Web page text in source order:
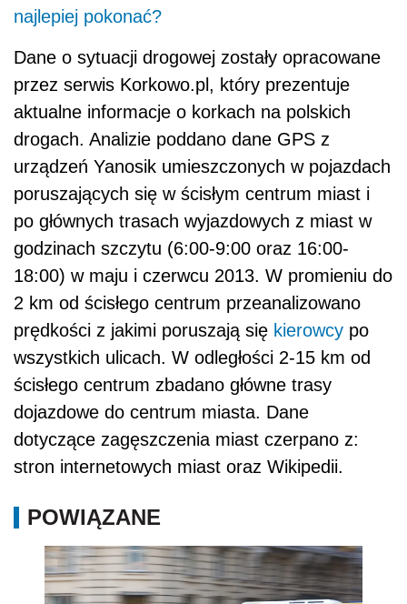
najlepiej pokonać?
Dane o sytuacji drogowej zostały opracowane
przez serwis Korkowo.pl, który prezentuje
aktualne informacje o korkach na polskich
drogach. Analizie poddano dane GPS z
urządzeń Yanosik umieszczonych w pojazdach
poruszających się w ścisłym centrum miast i
po głównych trasach wyjazdowych z miast w
godzinach szczytu (6:00-9:00 oraz 16:00-
18:00) w maju i czerwcu 2013. W promieniu do
2 km od ścisłego centrum przeanalizowano
prędkości z jakimi poruszają się kierowcy po
wszystkich ulicach. W odległości 2-15 km od
ścisłego centrum zbadano główne trasy
dojazdowe do centrum miasta. Dane
dotyczące zagęszczenia miast czerpano z:
stron internetowych miast oraz Wikipedii.
POWIĄZANE